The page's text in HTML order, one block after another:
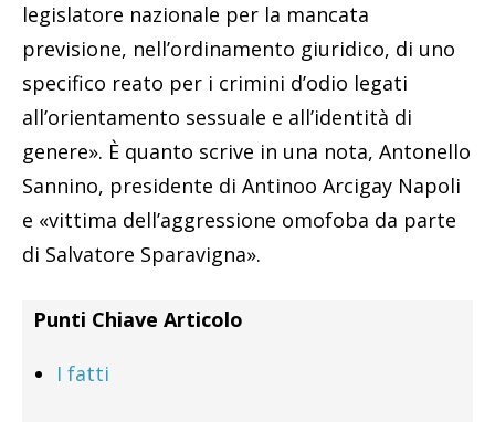
legislatore nazionale per la mancata
previsione, nell’ordinamento giuridico, di uno
specifico reato per i crimini d’odio legati
all’orientamento sessuale e all’identità di
genere». È quanto scrive in una nota, Antonello
Sannino, presidente di Antinoo Arcigay Napoli
e «vittima dell’aggressione omofoba da parte
di Salvatore Sparavigna».
Punti Chiave Articolo
I fatti